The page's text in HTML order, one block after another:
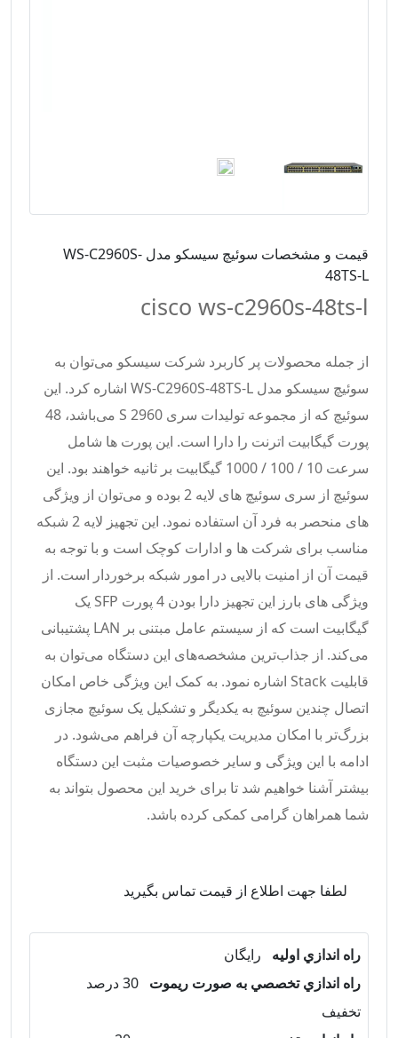
قیمت و مشخصات سوئیچ سیسکو مدل WS-C2960S-
48TS-L
cisco ws-c2960s-48ts-l
از جمله محصولات پر کاربرد شرکت سیسکو می‌توان به
سوئیچ سیسکو مدل WS-C2960S-48TS-L اشاره کرد. این
سوئیچ که از مجموعه تولیدات سری 2960 S می‌باشد، 48
پورت گیگابیت اترنت را دارا است. این پورت ها شامل
سرعت 10 / 100 / 1000 گیگابیت بر ثانیه خواهند بود. این
سوئیچ از سری سوئیچ های لایه 2 بوده و می‌توان از ویژگی
های منحصر به فرد آن استفاده نمود. این تجهیز لایه 2 شبکه
مناسب برای شرکت ها و ادارات کوچک است و با توجه به
قیمت آن از امنیت بالایی در امور شبکه برخوردار است. از
ویژگی های بارز این تجهیز دارا بودن 4 پورت SFP یک
گیگابیت است که از سیستم عامل مبتنی بر LAN پشتیبانی
می‌کند. از جذاب‌ترین مشخصه‌های این دستگاه می‌توان به
قابلیت Stack اشاره نمود. به کمک این ویژگی خاص امکان
اتصال چندین سوئیچ به یکدیگر و تشکیل یک سوئیچ مجازی
بزرگ‌تر با امکان مدیریت یکپارچه آن فراهم می‌شود. در
ادامه با این ویژگی و سایر خصوصیات مثبت این دستگاه
بیشتر آشنا خواهیم شد تا برای خرید این محصول بتواند به
شما همراهان گرامی کمکی کرده باشد.
لطفا جهت اطلاع از قیمت تماس بگیرید
راه اندازي اوليه
رايگان
راه اندازي تخصصي به صورت ريموت
30 درصد
تخفيف